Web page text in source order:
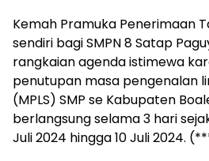
Kemah Pramuka Penerimaan
sendiri bagi SMPN 8 Satap
rangkaian agenda istimewa
penutupan masa pengenalan
(MPLS) SMP se Kabupaten
berlangsung selama 3 hari
Juli 2024 hingga 10 Juli 2024.